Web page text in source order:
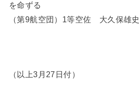
を命ずる
（第9航空団）1等空佐 大久保雄史
（以上3月27日付）